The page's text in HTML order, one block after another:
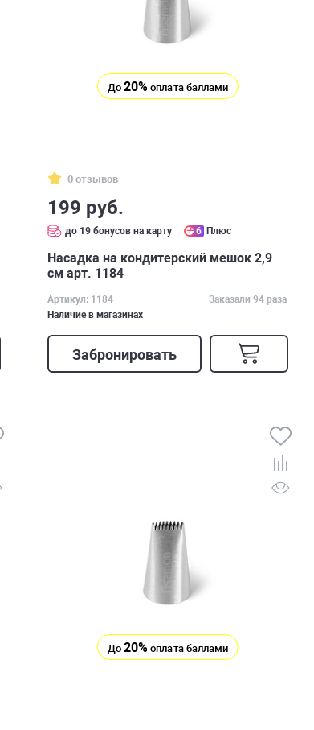
До20% оплата баллами
0 отзывов
199 руб.
до 19 бонусов на карту 6 Плюс
Насадка на кондитерский мешок 2,9
см арт. 1184
Артикул: 1184
Заказали 94 раза
Наличие в магазинах
Забронировать
До20% оплата баллами